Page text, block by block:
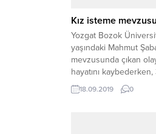
Kız isteme
Yozgat Bozok
yaşındaki Mahmut
mevzusunda çıkan
hayatını
18.09.2019 0